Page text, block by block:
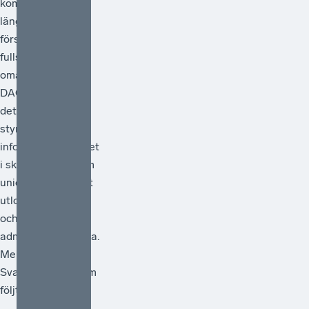
kommissionen sitt
länge väntade
förslag på en
fullständig
omarbetning av
DAC-direktivet –
det regelverk som
styr
informationsutbytet
i skattefrågor inom
unionen. Förslaget
utlovar förenkling
och minskad
administrativ börda.
Men räcker det?
Svaret, för den som
följt debatt...